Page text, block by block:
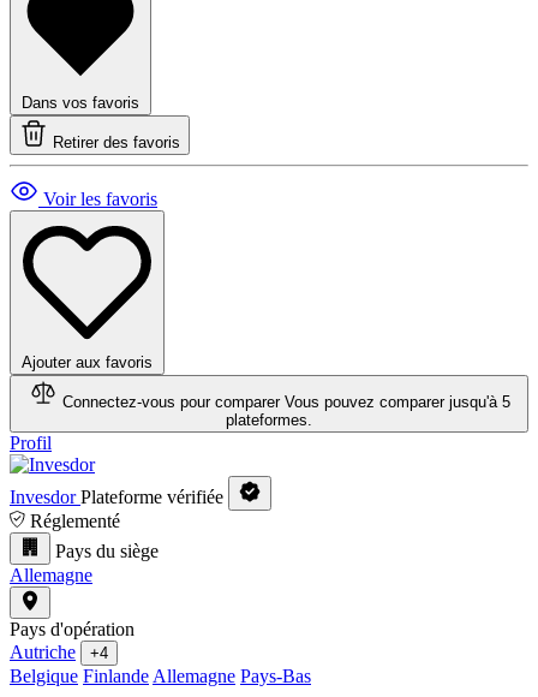
Dans vos favoris
Retirer des favoris
Voir les favoris
Ajouter aux favoris
Connectez-vous pour comparer Vous pouvez comparer jusqu'à 5
plateformes.
Profil
Invesdor Plateforme vérifiée
Réglementé
Pays du siège
Allemagne
Pays d'opération
Autriche
+4
Belgique Finlande Allemagne Pays-Bas